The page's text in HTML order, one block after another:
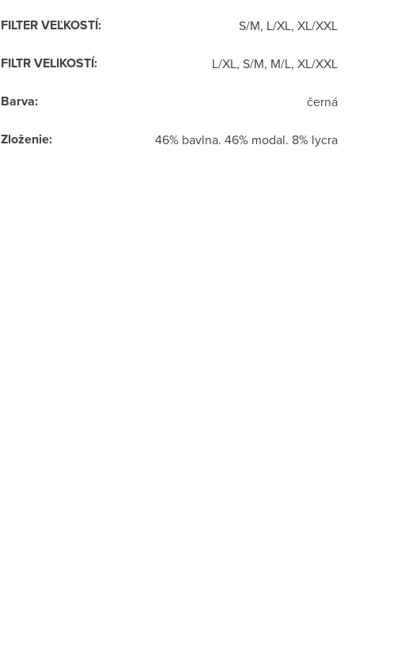
FILTER VEĽKOSTÍ: S/M, L/XL, XL/XXL
FILTR VELIKOSTÍ: L/XL, S/M, M/L, XL/XXL
Barva: černá
Zloženie: 46% bavlna. 46% modal. 8% lycra